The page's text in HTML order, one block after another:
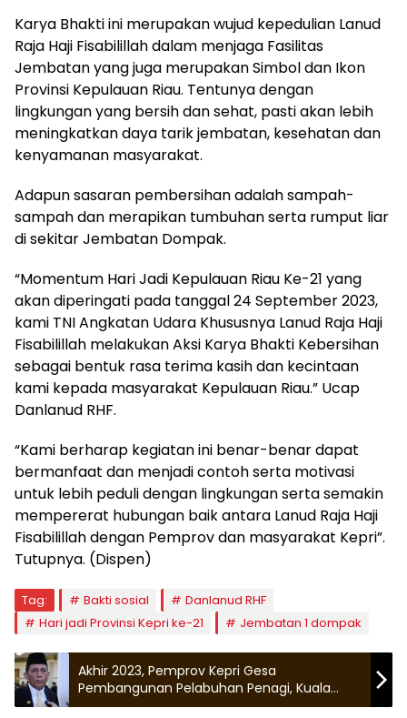
Karya Bhakti ini merupakan wujud kepedulian Lanud
Raja Haji Fisabilillah dalam menjaga Fasilitas
Jembatan yang juga merupakan Simbol dan Ikon
Provinsi Kepulauan Riau. Tentunya dengan
lingkungan yang bersih dan sehat, pasti akan lebih
meningkatkan daya tarik jembatan, kesehatan dan
kenyamanan masyarakat.
Adapun sasaran pembersihan adalah sampah-
sampah dan merapikan tumbuhan serta rumput liar
di sekitar Jembatan Dompak.
“Momentum Hari Jadi Kepulauan Riau Ke-21 yang
akan diperingati pada tanggal 24 September 2023,
kami TNI Angkatan Udara Khususnya Lanud Raja Haji
Fisabilillah melakukan Aksi Karya Bhakti Kebersihan
sebagai bentuk rasa terima kasih dan kecintaan
kami kepada masyarakat Kepulauan Riau.” Ucap
Danlanud RHF.
“Kami berharap kegiatan ini benar-benar dapat
bermanfaat dan menjadi contoh serta motivasi
untuk lebih peduli dengan lingkungan serta semakin
mempererat hubungan baik antara Lanud Raja Haji
Fisabilillah dengan Pemprov dan masyarakat Kepri”.
Tutupnya. (Dispen)
Tag: Bakti sosial
Danlanud RHF
Hari jadi Provinsi Kepri ke-21
Jembatan 1 dompak
Akhir 2023, Pemprov Kepri Gesa
Pembangunan Pelabuhan Penagi, Kuala
Maras & Selat Beliah